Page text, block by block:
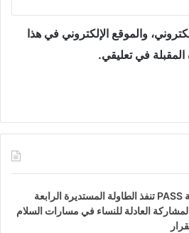
والموقع الإلكتروني في هذا
المقبلة في تعليقي.
مؤسسة PASS تنفذ الطاولة المستديرة الرابعة
العادلة للنساء في مسارات السلام